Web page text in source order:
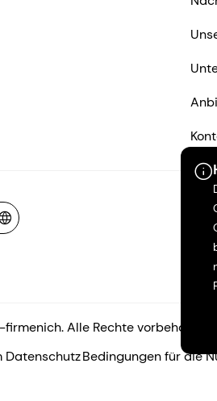
Alle Rechte vorbehalten.
DatenschutzBedingungen für die